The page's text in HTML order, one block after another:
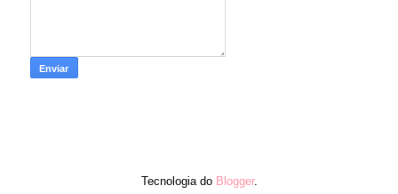
Tecnologia do Blogger.